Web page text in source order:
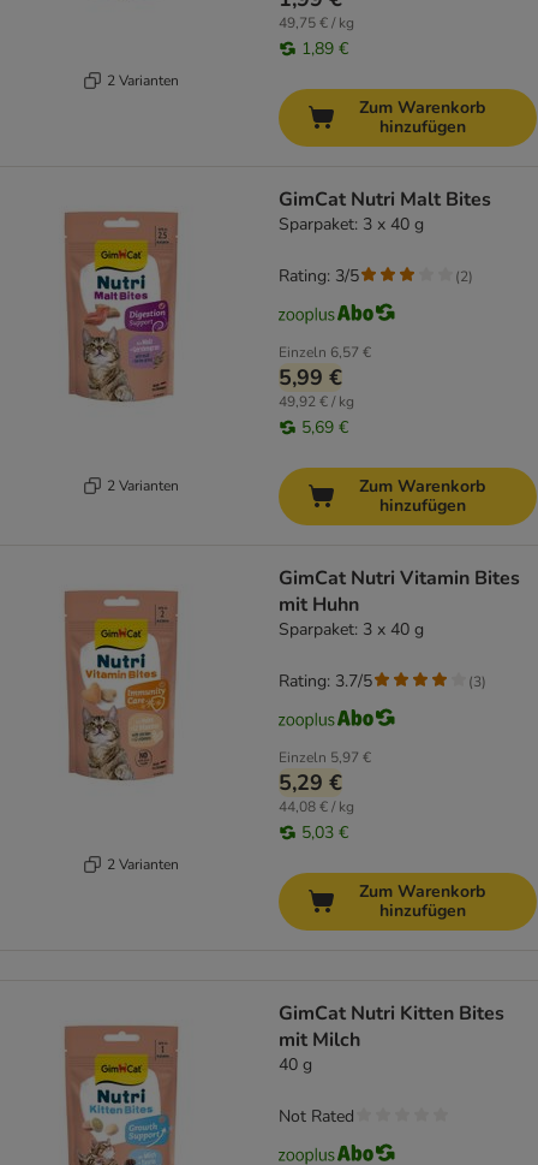
2 Varianten
49,75 € / kg
1,89 €
Zum Warenkorb
hinzufügen
2 Varianten
GimCat Nutri Malt Bites
Sparpaket: 3 x 40 g
Einzeln 6,57 €
5,99 €
49,92 € / kg
5,69 €
Rating: 3/5 (2)
Zum Warenkorb
hinzufügen
2 Varianten
GimCat Nutri Vitamin Bites
mit Huhn
Sparpaket: 3 x 40 g
Einzeln 5,97 €
5,29 €
44,08 € / kg
5,03 €
Rating: 3.7/5 (3)
Zum Warenkorb
hinzufügen
GimCat Nutri Kitten Bites
mit Milch
40 g
Not Rated